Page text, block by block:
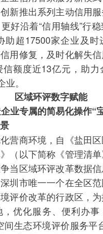
新推出系列主动信用
好沿着“信用轴线”行
助超17500家企业及时
用修复，及时化解失
额度近13亿元，助
。
区域环评数字赋能
专属的简易化操作“
商环境，自《盐田区
（以下简称《管理清
当区域环评改革数据
圳市唯一一个在全区
评价改革的行政区，
优化服务、便利办事
间生态环境评价服务平